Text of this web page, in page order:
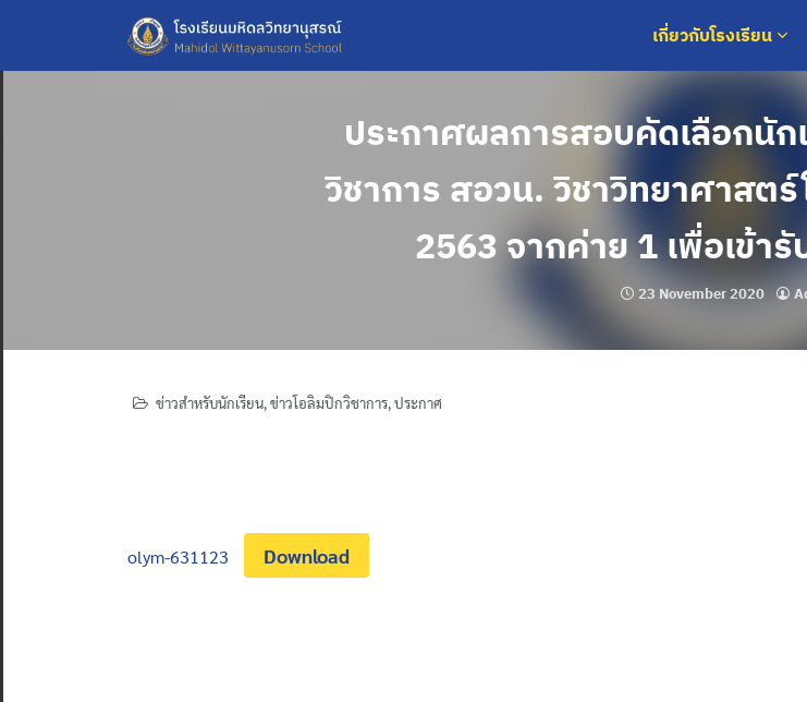
content
เกี่ยวกับโรงเรียน
ประกาศผลการสอบคัดเลือกนัก
วิชาการ สอวน. วิชาวิทยาศาสต
2563 จากค่าย 1 เพื่อเข้า
23 November 2020
ข่าวสำหรับนักเรียน,ข่าวโอลิมปิกวิชาการ,ประกาศ
olym-631123 Download